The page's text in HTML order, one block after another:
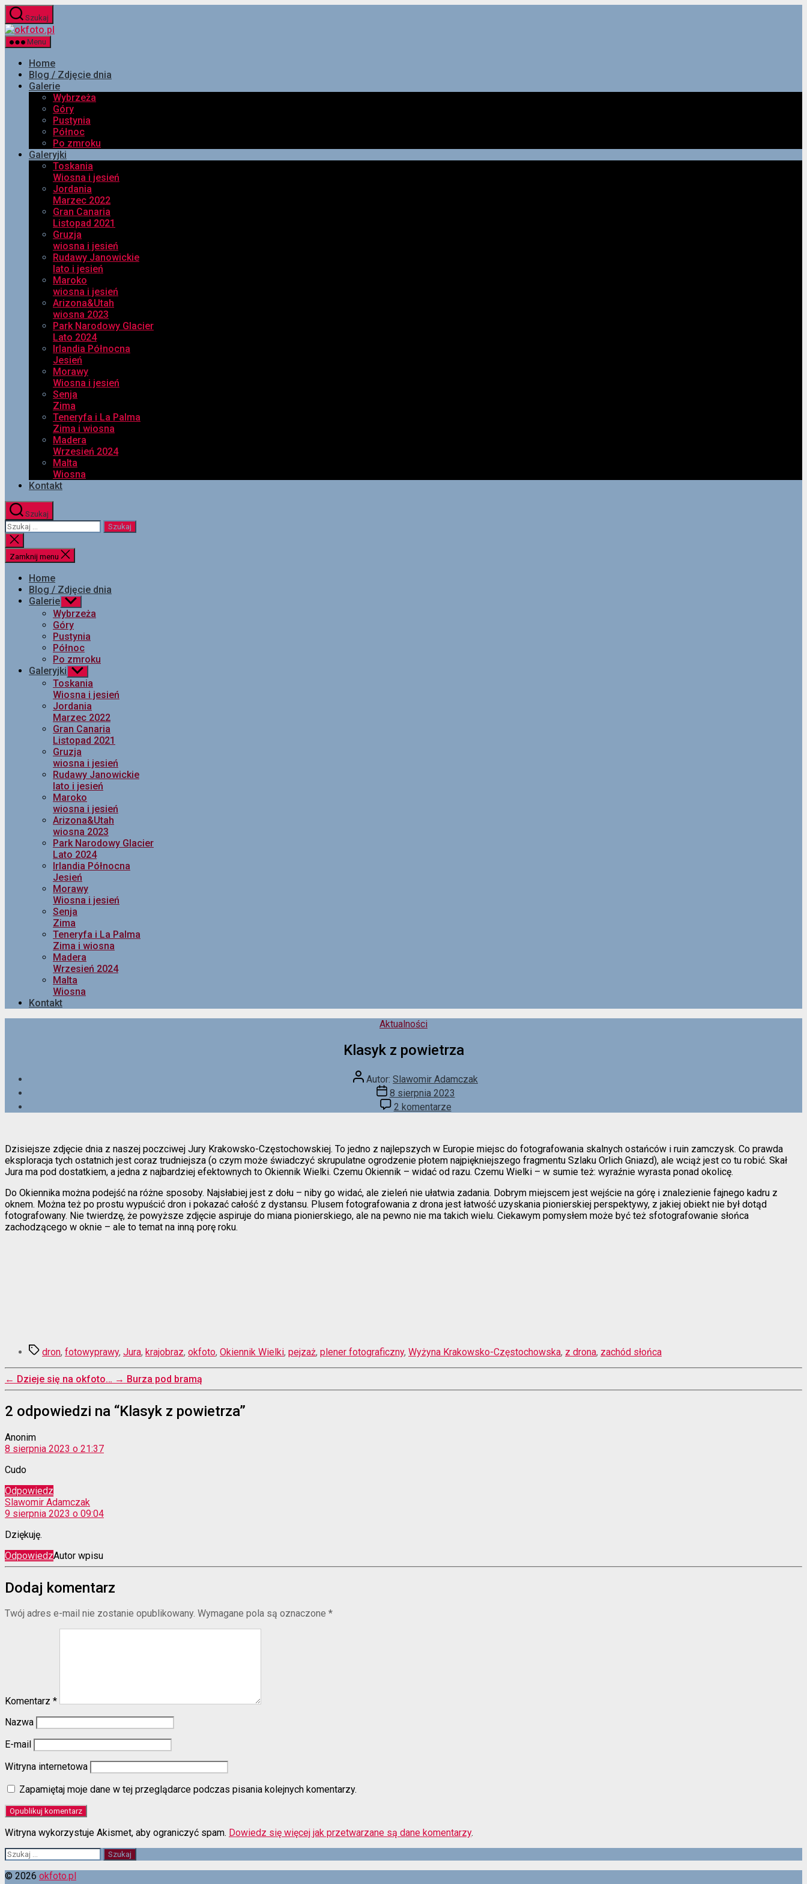
Przejdź
do
treści
Szukaj
Menu
Home
Blog / Zdjęcie dnia
Galerie
Wybrzeża
Góry
Pustynia
Północ
Po zmroku
Galeryjki
Toskania
Wiosna i jesień
Jordania
Marzec 2022
Gran Canaria
Listopad 2021
Gruzja
wiosna i jesień
Rudawy Janowickie
lato i jesień
Maroko
wiosna i jesień
Arizona&Utah
wiosna 2023
Park Narodowy Glacier
Lato 2024
Irlandia Północna
Jesień
Morawy
Wiosna i jesień
Senja
Zima
Teneryfa i La Palma
Zima i wiosna
Madera
Wrzesień 2024
Malta
Wiosna
Kontakt
Szukaj
Szukaj:
Zamknij
wyszukiwanie
Zamknij menu
Home
Blog / Zdjęcie dnia
Galerie Pokaż
podmenu
Wybrzeża
Góry
Pustynia
Północ
Po zmroku
Galeryjki Pokaż
podmenu
Toskania
Wiosna i jesień
Jordania
Marzec 2022
Gran Canaria
Listopad 2021
Gruzja
wiosna i jesień
Rudawy Janowickie
lato i jesień
Maroko
wiosna i jesień
Arizona&Utah
wiosna 2023
Park Narodowy Glacier
Lato 2024
Irlandia Północna
Jesień
Morawy
Wiosna i jesień
Senja
Zima
Teneryfa i La Palma
Zima i wiosna
Madera
Wrzesień 2024
Malta
Wiosna
Kontakt
Kategorie
Aktualności
Klasyk z powietrza
Autor
wpisu
Autor: Slawomir Adamczak
Data
wpisu
8 sierpnia 2023
2 komentarzedo
Klasyk
Dzisiejsze zdjęcie dnia z naszej poczciwej Jury Krakowsko-Częstochowskiej. To jedno z najlepszych w Europie miejsc do fotografowania skalnych ostańców i ruin zamczysk. Co prawda
eksploracja tych ostatnich jest coraz trudniejsza (o czym może świadczyć skrupulatne ogrodzenie płotem najpiękniejszego fragmentu Szlaku Orlich Gniazd), ale wciąż jest co tu robić. Skał
Jura ma pod dostatkiem, a jedna z najbardziej efektownych to Okiennik Wielki. Czemu Okiennik – widać od razu. Czemu Wielki – w sumie też: wyraźnie wyrasta ponad okolicę.
Do Okiennika można podejść na różne sposoby. Najsłabiej jest z dołu – niby go widać, ale zieleń nie ułatwia zadania. Dobrym miejscem jest wejście na górę i znalezienie fajnego kadru z
oknem. Można też po prostu wypuścić dron i pokazać całość z dystansu. Plusem fotografowania z drona jest łatwość uzyskania pionierskiej perspektywy, z jakiej obiekt nie był dotąd
fotografowany. Nie twierdzę, że powyższe zdjęcie aspiruje do miana pionierskiego, ale na pewno nie ma takich wielu. Ciekawym pomysłem może być też sfotografowanie słońca
zachodzącego w oknie – ale to temat na inną porę roku.
Tagidron, fotowyprawy, Jura, krajobraz, okfoto, Okiennik Wielki, pejzaż, plener fotograficzny, Wyżyna Krakowsko-Częstochowska, z drona, zachód słońca
← Dzieje się na okfoto… → Burza pod bramą
2 odpowiedzi na “Klasyk z powietrza”
Anonimkomentarz:
8 sierpnia 2023 o 21:37
Cudo
Odpowiedz
Slawomir Adamczak
9 sierpnia 2023 o 09:04
Dziękuję.
OdpowiedzAutor wpisu
Dodaj komentarz
Twój adres e-mail nie zostanie opublikowany. Wymagane pola są oznaczone *
Komentarz *
Nazwa
E-mail
Witryna internetowa
Zapamiętaj moje dane w tej przeglądarce podczas pisania kolejnych komentarzy.
Witryna wykorzystuje Akismet, aby ograniczyć spam. Dowiedz się więcej jak przetwarzane są dane komentarzy.
Szukaj:
© 2026 okfoto.pl